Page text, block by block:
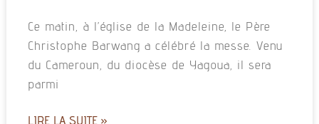
Ce matin, à l’église de la Madeleine, le Père
Christophe Barwang a célébré la messe. Venu
du Cameroun, du diocèse de Yagoua, il sera
parmi
LIRE LA SUITE »